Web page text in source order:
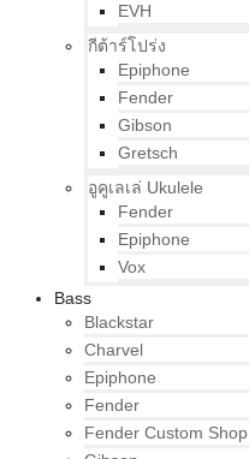
EVH
กีต้าร์โปร่ง
Epiphone
Fender
Gibson
Gretsch
อูคูเลเล่ Ukulele
Fender
Epiphone
Vox
Bass
Blackstar
Charvel
Epiphone
Fender
Fender Custom Shop